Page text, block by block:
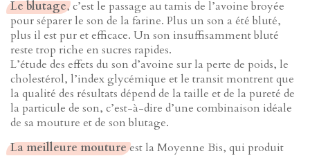
Le blutage, c’est le passage au tamis de l’avoine broyée
pour séparer le son de la farine. Plus un son a été bluté,
plus il est pur et efficace. Un son insuffisamment bluté
reste trop riche en sucres rapides.
L’étude des effets du son d’avoine sur la perte de poids, le
cholestérol, l’index glycémique et le transit montrent que
la qualité des résultats dépend de la taille et de la pureté de
la particule de son, c’est-à-dire d’une combinaison idéale
de sa mouture et de son blutage.
La meilleure moutureest la Moyenne Bis, qui produit